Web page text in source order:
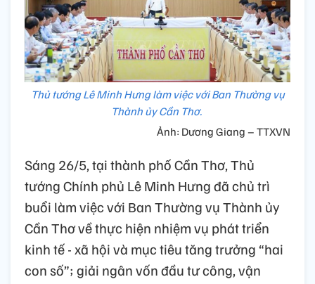
Thủ tướng Lê Minh Hưng làm việc với Ban Thường vụ
Thành ủy Cần Thơ.
Ảnh: Dương Giang – TTXVN
Sáng 26/5, tại thành phố Cần Thơ, Thủ
tướng Chính phủ Lê Minh Hưng đã chủ trì
buổi làm việc với Ban Thường vụ Thành ủy
Cần Thơ về thực hiện nhiệm vụ phát triển
kinh tế - xã hội và mục tiêu tăng trưởng “hai
con số”; giải ngân vốn đầu tư công, vận